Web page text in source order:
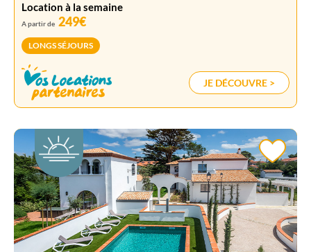
Location à la semaine
A partir de 249€
LONGS SÉJOURS
JE DÉCOUVRE >